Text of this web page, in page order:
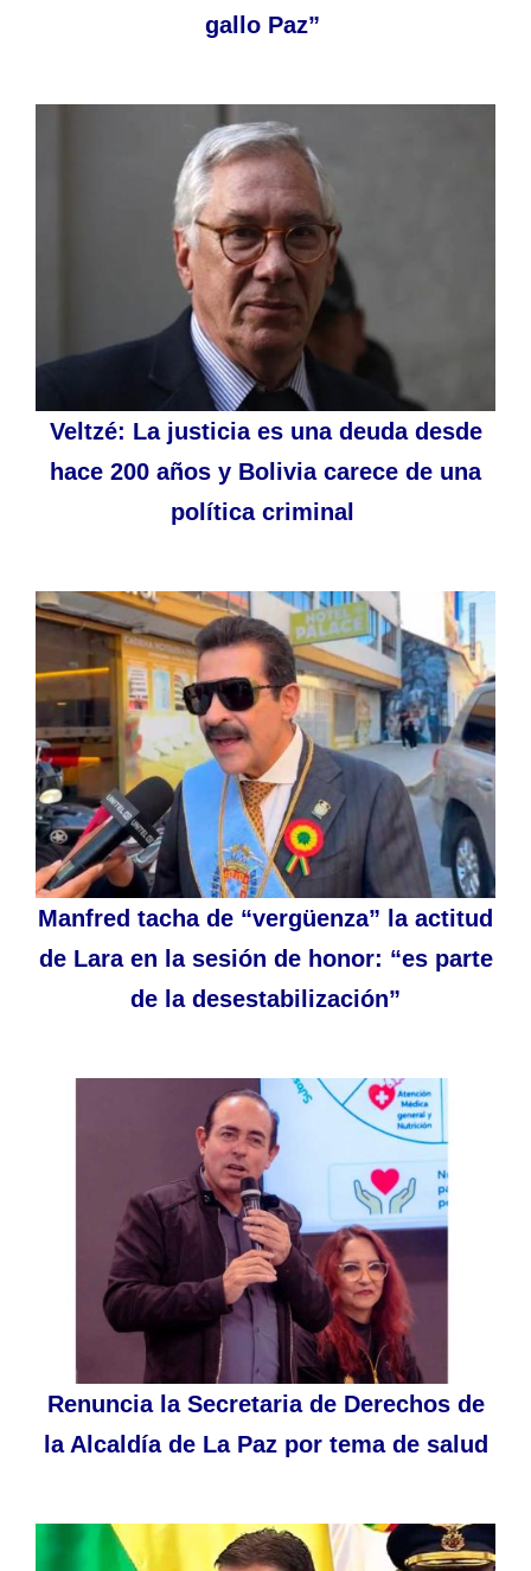
gallo Paz”
Veltzé: La justicia es una deuda desde
hace 200 años y Bolivia carece de una
política criminal
Manfred tacha de “vergüenza” la actitud
de Lara en la sesión de honor: “es parte
de la desestabilización”
Renuncia la Secretaria de Derechos de
la Alcaldía de La Paz por tema de salud